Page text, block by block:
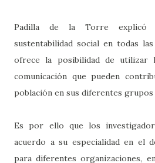
Padilla de la Torre explicó
sustentabilidad social en todas
ofrece la posibilidad de utilizar
comunicación que pueden
población en sus diferentes
Es por ello que los
acuerdo a su especialidad en el
para diferentes organizaciones,